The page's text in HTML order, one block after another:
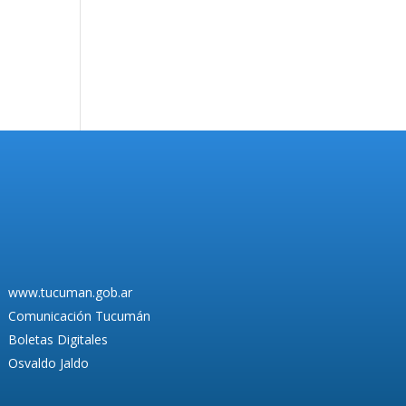
www.tucuman.gob.ar
Comunicación Tucumán
Boletas Digitales
Osvaldo Jaldo